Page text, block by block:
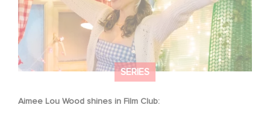
SERIES
Aimee Lou Wood shines in Film Club: